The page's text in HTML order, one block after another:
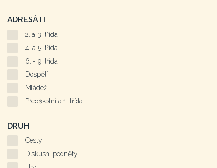
ADRESÁTI
2. a 3. třída
4. a 5. třída
6. - 9. třída
Dospělí
Mládež
Předškolní a 1. třída
DRUH
Cesty
Diskusní podněty